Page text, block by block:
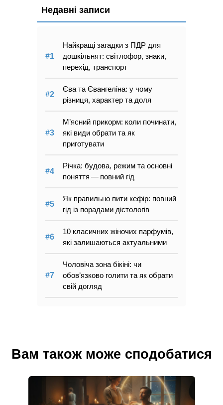
Недавні записи
Найкращі загадки з ПДР для
дошкільнят: світлофор, знаки,
перехід, транспорт
Єва та Євангеліна: у чому
різниця, характер та доля
М’ясний прикорм: коли починати,
які види обрати та як
приготувати
Річка: будова, режим та основні
поняття — повний гід
Як правильно пити кефір: повний
гід із порадами дієтологів
10 класичних жіночих парфумів,
які залишаються актуальними
Чоловіча зона бікіні: чи
обов’язково голити та як обрати
свій догляд
Вам також може сподобатися